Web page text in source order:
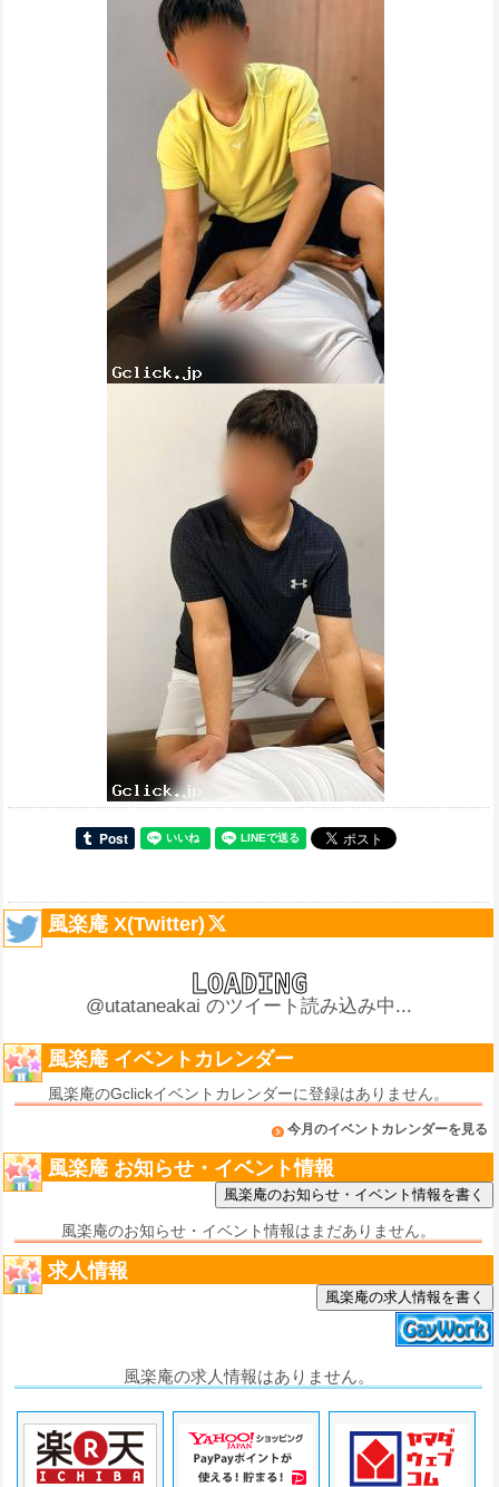
風楽庵 X(Twitter)
@utataneakai のツイート読み込み中...
風楽庵 イベントカレンダー
風楽庵のGclickイベントカレンダーに登録はありません。
今月のイベントカレンダーを見る
風楽庵 お知らせ・イベント情報
風楽庵のお知らせ・イベント情報はまだありません。
求人情報
風楽庵の求人情報を書く
風楽庵の求人情報はありません。